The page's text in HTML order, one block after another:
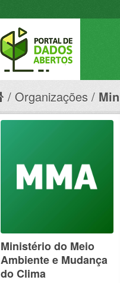
Organizações
Ministério do Meio
Ambiente e Mudança
do Clima